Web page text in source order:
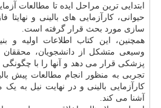
ابتدایی ترین مراحل ایده تا مطالعات
حیوانی، کارآزمایی های بالینی و
سازی مورد بحث قرار گرفته است.
همچنین، این کتاب اطلاعات اولیه و
وسیعی متشکل از دانشجویان،
پزشکی قرار می دهد و آنها را با
تجربی به منظور انجام مطالعات پیش
کارآزمایی بالینی و در نهایت نیل به یک
آشنا می کند.